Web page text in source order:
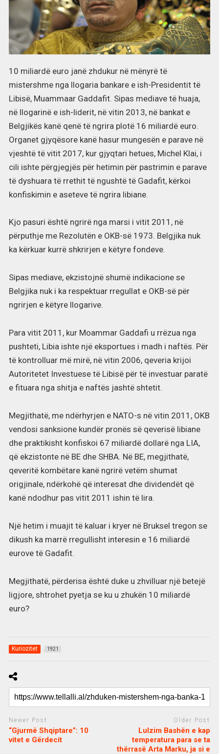
10 miliardë euro janë zhdukur në mënyrë të
mistershme nga llogaria bankare e ish-Presidentit të
Libisë, Muammaar Gaddafit. Sipas mediave të huaja,
në llogarinë e ish-liderit, në vitin 2013, në bankat e
Belgjikës kanë qenë të ngrira plotë 16 miliardë euro.
Organet gjyqësore kanë hasur mungesën e parave në
vjeshtë të vitit 2017, kur gjyqtari hetues, Michel Klai, i
cili ishte përgjegjës për hetimin për pastrimin e parave
të dyshuara të rrethit të ngushtë të Gadafit, kërkoi
konfiskimin e aseteve të ngrira libiane.
Kjo pasuri është ngrirë nga marsi i vitit 2011, në
përputhje me Rezolutën e OKB-së 1973. Belgjika nuk
ka kërkuar kurrë shkrirjen e këtyre fondeve.
Sipas mediave, ekzistojnë shumë indikacione se
Belgjika nuk i ka respektuar rregullat e OKB-së për
ngrirjen e këtyre llogarive.
Para vitit 2011, kur Moammar Gaddafi u rrëzua nga
pushteti, Libia ishte një eksportues i madh i naftës. Për
të kontrolluar më mirë, në vitin 2006, qeveria krijoi
Autoritetet Investuese të Libisë për të investuar paratë
e fituara nga shitja e naftës jashtë shtetit.
Megjithatë, me ndërhyrjen e NATO-s në vitin 2011, OKB
vendosi sanksione kundër pronës së qeverisë libiane
dhe praktikisht konfiskoi 67 miliardë dollarë nga LIA,
që ekzistonte në BE dhe SHBA. Në BE, megjithatë,
qeveritë kombëtare kanë ngrirë vetëm shumat
origjinale, ndërkohë që interesat dhe dividendët që
kanë ndodhur pas vitit 2011 ishin të lira.
Një hetim i muajit të kaluar i kryer në Bruksel tregon se
dikush ka marrë rregullisht interesin e 16 miliardë
eurove të Gadafit.
Megjithatë, përderisa është duke u zhvilluar një betejë
ligjore, shtrohet pyetja se ku u zhukën 10 miliardë
euro?
Kuriozitet 1921
Newer Post
“Gjurmë Shqiptare”: 10
vitet e Gërdecit
Older Post
Lulzim Bashën e kap
temperatura para se ta
thërrasë Arta Marku, ja si e